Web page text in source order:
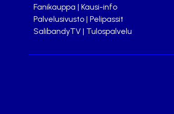
Fanikauppa | Kausi-info
Palvelusivusto | Pelipassit
SalibandyTV | Tulospalvelu